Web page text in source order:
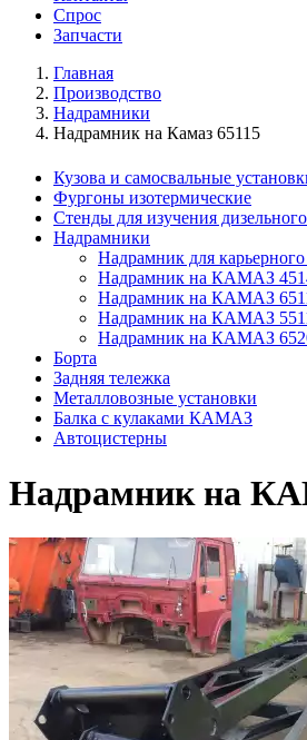
Спрос
Запчасти
Главная
Производство
Надрамники
Надрамник на Камаз 65115
Кузова и самосвальные
Фургоны изотермические
Стенды для изучения
Надрамники
Надрамник для
Надрамник на КАМАЗ
Надрамник на КАМАЗ
Надрамник на КАМАЗ
Надрамник на КАМАЗ
Борта
Задняя тележка
Металловозные установки
Балка с кулаками КАМАЗ
Автоцистерны
Надрамник на